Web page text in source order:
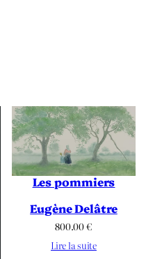
Les pommiers
Eugène Delâtre
800.00€
Lire la suite